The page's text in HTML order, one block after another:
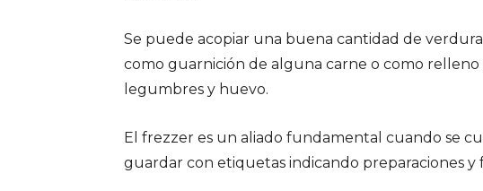
Se puede acopiar una buena cantidad de
como guarnición de alguna carne o como relleno
legumbres y huevo.
El frezzer es un aliado fundamental cuando se
guardar con etiquetas indicando preparaciones y